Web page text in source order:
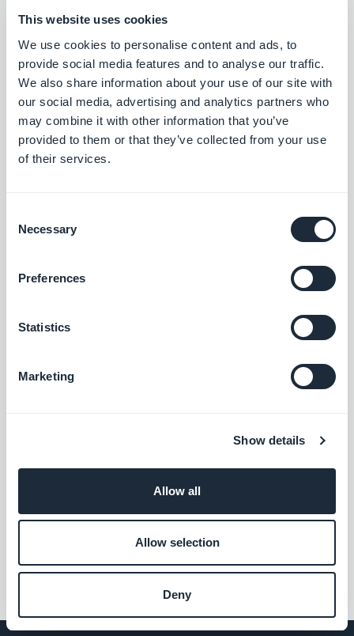
This website uses cookies
We use cookies to personalise content and ads, to
provide social media features and to analyse our traffic.
We also share information about your use of our site with
our social media, advertising and analytics partners who
may combine it with other information that you’ve
provided to them or that they’ve collected from your use
of their services.
Selection
Necessary
Preferences
Statistics
Marketing
Show details
Allow all
Allow selection
Deny
Sie mit Ihrer Agentur für
Wiederverkäufer von
Anwendungen übernehmen
können
Ghjuvan Simeoni, Freitag 2 September
2022
Agency Spotlight: BPM hilft
Unternehmern bei der
Christophe Spinetti, Freitag 29 Juli 2022
Resellers: Wie kann man die
Christophe Spinetti, Montag 4 Juli 2022
Sie die Verantwortung für den
Christophe Spinetti, Freitag 27 Mai 2022
Übernehmen und
Apps?
1 2 3